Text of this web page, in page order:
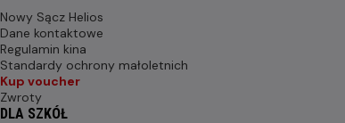
Nowy Sącz Helios
Dane kontaktowe
Regulamin kina
Standardy ochrony małoletnich
Kup voucher
Zwroty
DLA SZKÓŁ